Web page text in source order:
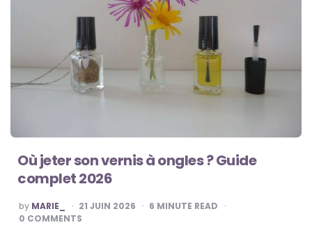
Où jeter son vernis à ongles ? Guide
complet 2026
POSTED
BY
by MARIE_ 21 JUIN 2026 6 MINUTE READ
0 COMMENTS